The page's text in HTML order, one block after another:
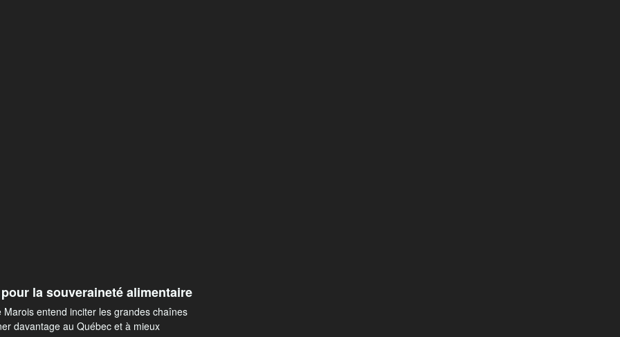
la souveraineté alimentaire
entend inciter les grandes chaînes
davantage au Québec et à mieux